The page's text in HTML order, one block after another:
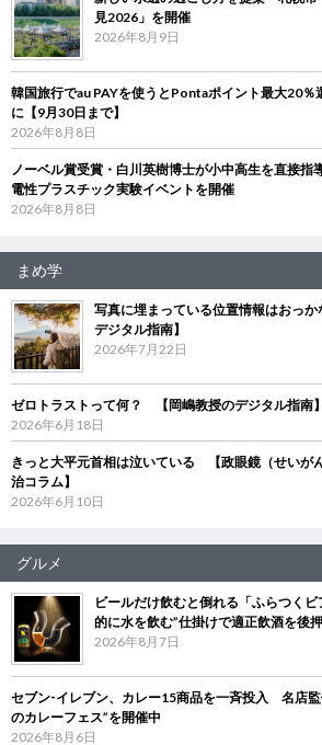
見2026」を開催
2026年8月9日
韓国旅行でau PAYを使うとPontaポイント最大20％
に【9月30日まで】
2026年8月8日
ノーベル賞受賞・白川英樹博士が小中高生を直接
電性プラスチック実験イベントを開催
2026年8月8日
まめ学
写真に埋まっている位置情報はおっ
デジタル指南】
2026年7月22日
ゼロトラストって何？ 【岡嶋教授のデジタル指南】
2026年6月18日
きっと大平元首相は泣いている 【政眼鏡（せいが
治コラム】
2026年6月10日
グルメ
ビールだけ飲むと倒れる「ふらつく
的に水を飲む”仕掛けで適正飲酒を後
2026年8月7日
セブン‐イレブン、カレー15商品を一斉投入 名店
のカレーフェス”を開催中
2026年8月6日